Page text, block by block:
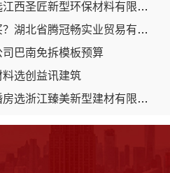
圣匠新型环保材料有限公司
北省腾冠畅实业贸易有限公司
巴南免拆模板预算
选创益讯建筑
浙江臻美新型建材有限公司